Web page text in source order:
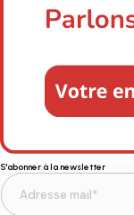
S'abonner à la newsletter